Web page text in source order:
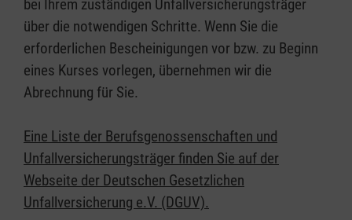
bei Ihrem zuständigen Unfallversicherungsträger
über die notwendigen Schritte. Wenn Sie die
erforderlichen Bescheinigungen vor bzw. zu Beginn
eines Kurses vorlegen, übernehmen wir die
Abrechnung für Sie.
Eine Liste der Berufsgenossenschaften und
Unfallversicherungsträger finden Sie auf der
Webseite der Deutschen Gesetzlichen
Unfallversicherung e.V. (DGUV).